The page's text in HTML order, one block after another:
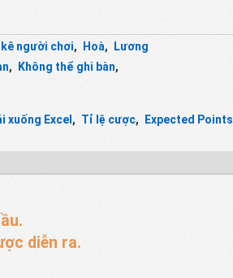
người chơi, Hoà,
Lương
, Không thể ghi bàn,
xuống Excel , Tỉ lệ cược, Expected Points
diễn ra.